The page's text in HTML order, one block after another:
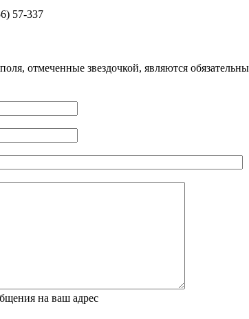
57-337
отмеченные звездочкой, являются
на ваш адрес